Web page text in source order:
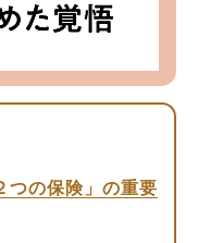
つの保険」の重要